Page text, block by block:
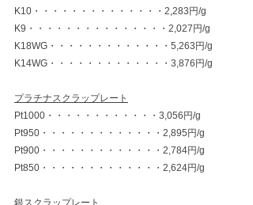
K10・・・・・・・・・・・・・・2,283円/g
K9・・・・・・・・・・・・・・・2,027円/g
K18WG・・・・・・・・・・・・・5,263円/g
K14WG・・・・・・・・・・・・・3,876円/g
プラチナスクラップレート
Pt1000・・・・・・・・・・・・3,056円/g
Pt950・・・・・・・・・・・・・2,895円/g
Pt900・・・・・・・・・・・・・2,784円/g
Pt850・・・・・・・・・・・・・2,624円/g
銀スクラップレート